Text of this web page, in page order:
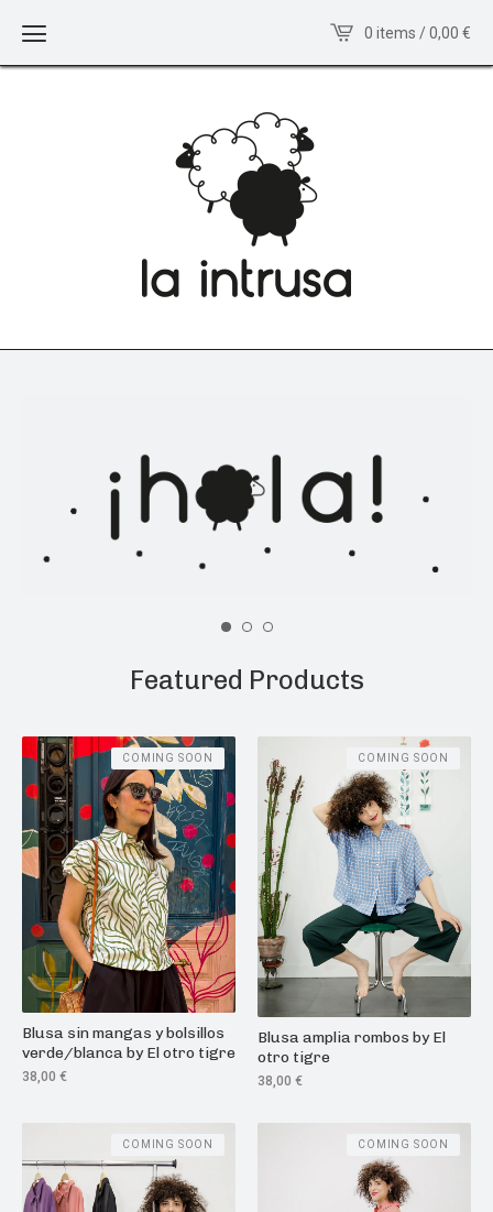
0 items / 0,00 €
Featured Products
Blusa sin mangas y bolsillos
verde/blanca by El otro tigre
38,00 €
COMING SOON
Blusa amplia rombos by El
otro tigre
38,00 €
COMING SOON
COMING SOON COMING SOON